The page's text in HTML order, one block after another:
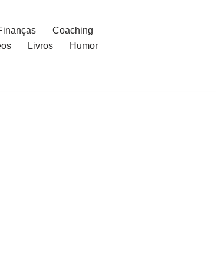
Coaching
Livros
Humor